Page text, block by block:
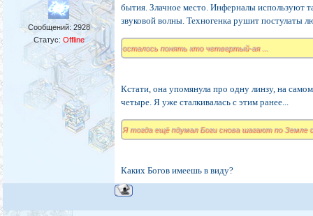
Сообщений: 2928
Статус: Offline
бытия. Злачное место. Инферналы используют
звуковой волны. Техногенка рушит постулаты
осталось понять кто четвертый-ая ...
Кстати, она упомянула про одну линзу, на
четыре. Я уже сталкивалась с этим ранее...
Я тогда ещё пдумал Боги снова шагают по Земле
Каких Богов имеешь в виду?